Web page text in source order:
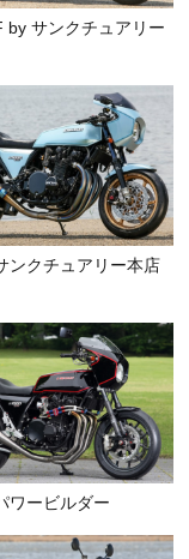
by サンクチュアリー
ンクチュアリー本店
ワービルダー